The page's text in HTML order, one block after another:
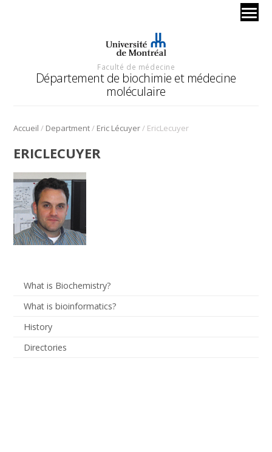
Faculté de médecine
Département de biochimie et médecine
moléculaire
Accueil / Department/ Eric Lécuyer/ EricLecuyer
What is Biochemistry?
What is bioinformatics?
History
Directories
ERICLECUYER